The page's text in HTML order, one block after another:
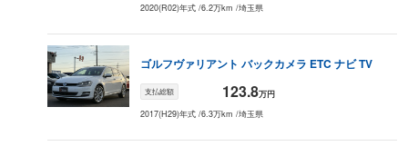
2020(R02)年式 /6.2万km /埼玉県
ゴルフヴァリアント バックカメラ ETC ナビ TV
支払総額 123.8万円
2017(H29)年式 /6.3万km /埼玉県